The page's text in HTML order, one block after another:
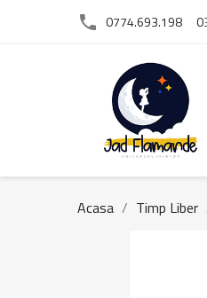
phone 0774.693.198
Acasa Timp Liber